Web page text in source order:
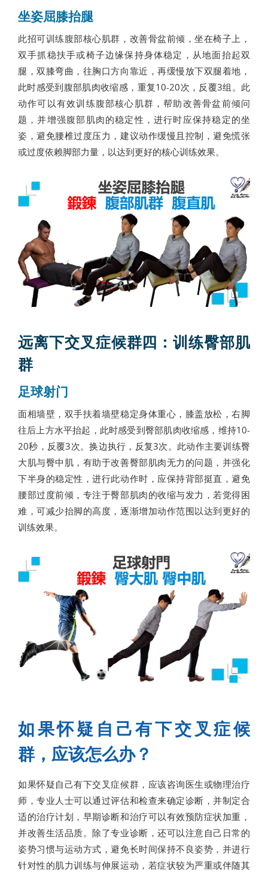
坐姿屈膝抬腿
此招可训练腹部核心肌群，改善骨盆前倾，坐在椅子上，
双手抓稳扶手或椅子边缘保持身体稳定，从地面抬起双
腿，双膝弯曲，往胸口方向靠近，再缓慢放下双腿着地，
此时感受到腹部肌肉收缩感，重复10-20次，反覆3组。此
动作可以有效训练腹部核心肌群，帮助改善骨盆前倾问
题，并增强腹部肌肉的稳定性，进行时应保持稳定的坐
姿，避免腰椎过度压力，建议动作缓慢且控制，避免慌张
或过度依赖脚部力量，以达到更好的核心训练效果。
远离下交叉症候群四：训练臀部肌
群
足球射门
面相墙壁，双手扶着墙壁稳定身体重心，膝盖放松，右脚
往后上方水平抬起，此时感受到臀部肌肉收缩感，维持10-
20秒，反覆3次。换边执行，反复3次。此动作主要训练臀
大肌与臀中肌，有助于改善臀部肌肉无力的问题，并强化
下半身的稳定性，进行此动作时，应保持背部挺直，避免
腰部过度前倾，专注于臀部肌肉的收缩与发力，若觉得困
难，可减少抬脚的高度，逐渐增加动作范围以达到更好的
训练效果。
如果怀疑自己有下交叉症候
群，应该怎么办？
如果怀疑自己有下交叉症候群，应该咨询医生或物理治疗
师，专业人士可以通过评估和检查来确定诊断，并制定合
适的治疗计划，早期诊断和治疗可以有效预防症状加重，
并改善生活品质。除了专业诊断，还可以注意自己日常的
姿势习惯与运动方式，避免长时间保持不良姿势，并进行
针对性的肌力训练与伸展运动，若症状较为严重或伴随其